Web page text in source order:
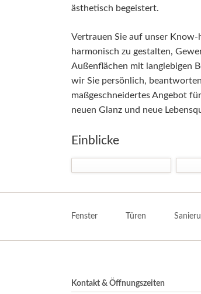
ästhetisch begeistert.
Vertrauen Sie auf unser
harmonisch zu gestalten,
Außenflächen mit langlebigen
wir Sie persönlich,
maßgeschneidertes Angebot
neuen Glanz und neue
Einblicke
Fenster Türen
Kontakt & Öffnungszeiten